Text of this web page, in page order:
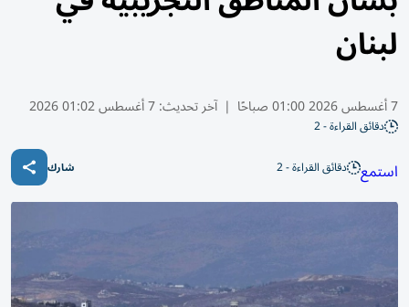
لبنان
7 أغسطس 2026 01:00 صباحًا | آخر تحديث:7 أغسطس 01:02 2026
دقائق القراءة - 2
استمع دقائق القراءة - 2 شارك